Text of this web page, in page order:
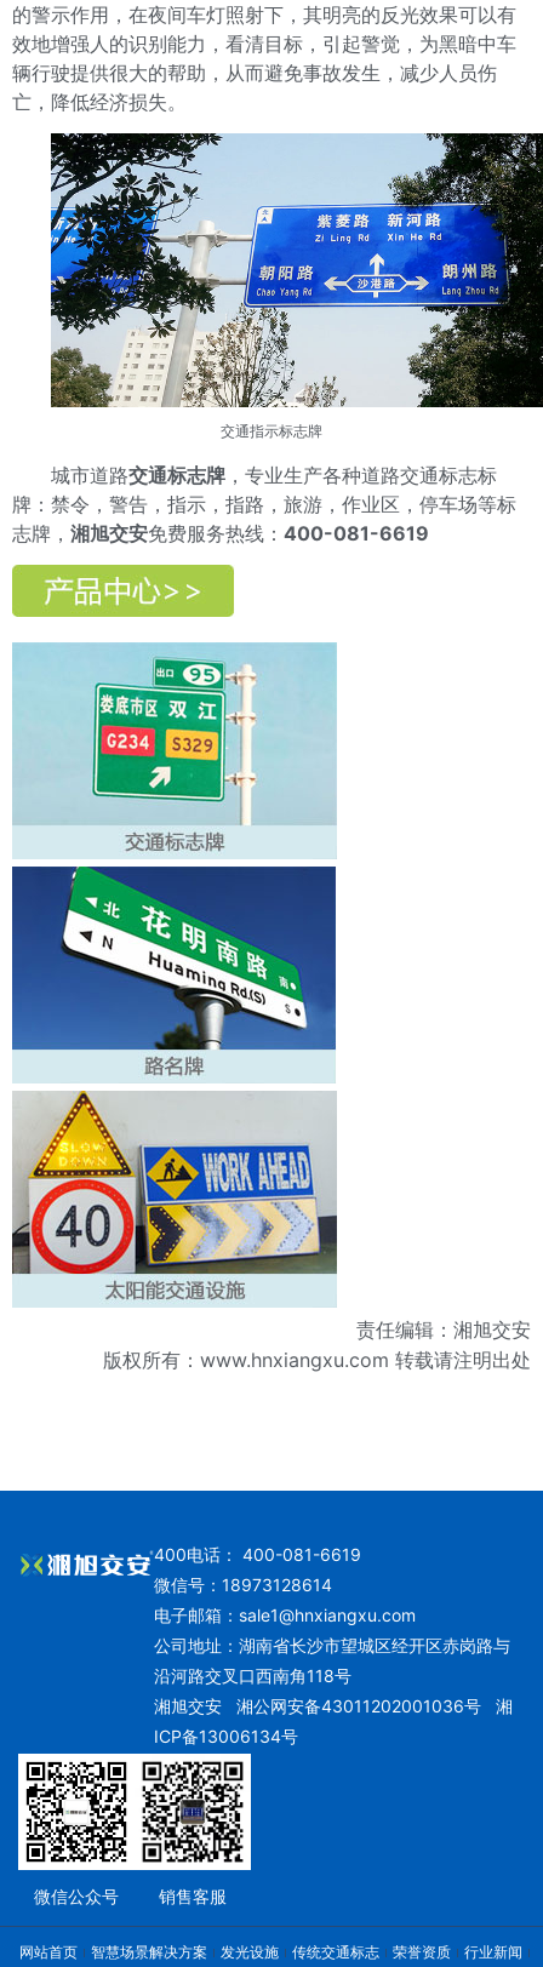
的警示作用，在夜间车灯照射下，其明亮的反光效果可以有
效地增强人的识别能力，看清目标，引起警觉，为黑暗中车
辆行驶提供很大的帮助，从而避免事故发生，减少人员伤
亡，降低经济损失。
交通指示标志牌
城市道路交通标志牌 ，专业生产各种道路交通标志标
牌：禁令，警告，指示，指路，旅游，作业区，停车场等标
志牌， 湘旭交安免费服务热线： 400-081-6619
责任编辑：湘旭交安
版权所有： www.hnxiangxu.com 转载请注明出处
400电话： 400-081-6619
微信号：18973128614
电子邮箱： sale1@hnxiangxu.com
公司地址：湖南省长沙市望城区经开区赤岗路与
沿河路交叉口西南角118号
湘旭交安湘公网安备43011202001036号
湘
ICP备13006134号
微信公众号 销售客服
网站首页 智慧场景解决方案 发光设施 传统交通标志 荣誉资质 行业新闻